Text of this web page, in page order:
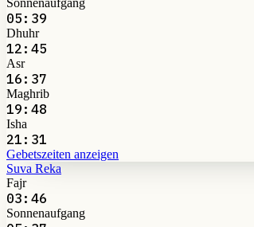
05:39
Dhuhr
12:45
Asr
16:37
Maghrib
19:48
Isha
21:31
Gebetszeiten anzeigen
Suva Reka
Fajr
03:46
Sonnenaufgang